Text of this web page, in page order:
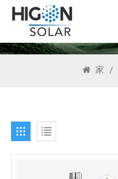
家 /